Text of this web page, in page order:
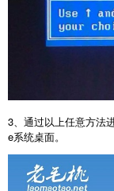
3、通过以上任意方法
e系统桌面。